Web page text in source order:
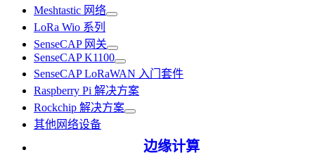
Meshtastic 网络
LoRa Wio 系列
SenseCAP 网关
SenseCAP K1100
SenseCAP LoRaWAN 入门套件
Raspberry Pi 解决方案
Rockchip 解决方案
其他网络设备
边缘计算